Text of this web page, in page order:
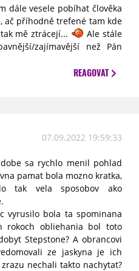
dále vesele pobíhat člověka
ač příhodně trefené tam kde
mě ztrácejí...
Ale stále
zajímavější než Pán
REAGOVAT
07.09.2022 19:59:33
sa rychlo menil pohlad
pamat bola mozno kratka,
tak vela sposobov ako
vyrusilo bola ta spominana
rokoch obliehania bol toto
Stepstone? A obrancovi
ze jaskyna je ich
nechali takto nachytat?